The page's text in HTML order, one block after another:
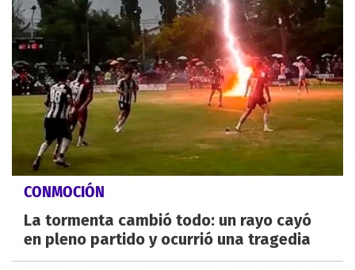
CONMOCIÓN
La tormenta cambió todo: un rayo cayó
en pleno partido y ocurrió una tragedia